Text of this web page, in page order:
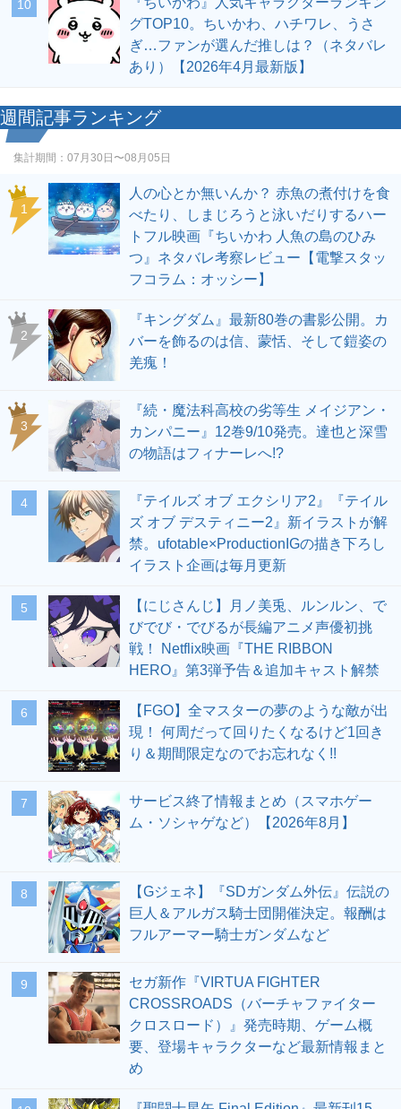
10
グTOP10。ちいかわ、ハチワレ、うさ
ぎ…ファンが選んだ推しは？（ネタバレ
あり）【2026年4月最新版】
週間記事ランキング
集計期間： 07月30日〜08月05日
1
人の心とか無いんか？ 赤魚の煮付けを食
べたり、しまじろうと泳いだりするハー
トフル映画『ちいかわ 人魚の島のひみ
つ』ネタバレ考察レビュー【電撃スタッ
フコラム：オッシー】
2
『キングダム』最新80巻の書影公開。カ
バーを飾るのは信、蒙恬、そして鎧姿の
羌瘣！
3
『続・魔法科高校の劣等生 メイジアン・
カンパニー』12巻9/10発売。達也と深雪
の物語はフィナーレへ!?
4
『テイルズ オブ エクシリア2』『テイル
ズ オブ デスティニー2』新イラストが解
禁。ufotable×ProductionIGの描き下ろし
イラスト企画は毎月更新
5
【にじさんじ】月ノ美兎、ルンルン、で
びでび・でびるが長編アニメ声優初挑
戦！ Netflix映画『THE RIBBON
HERO』第3弾予告＆追加キャスト解禁
6
【FGO】全マスターの夢のような敵が出
現！ 何周だって回りたくなるけど1回き
り＆期間限定なのでお忘れなく!!
7
サービス終了情報まとめ（スマホゲー
ム・ソシャゲなど）【2026年8月】
8
【Gジェネ】『SDガンダム外伝』伝説の
巨人＆アルガス騎士団開催決定。報酬は
フルアーマー騎士ガンダムなど
9
セガ新作『VIRTUA FIGHTER
CROSSROADS（バーチャファイター
クロスロード）』発売時期、ゲーム概
要、登場キャラクターなど最新情報まと
め